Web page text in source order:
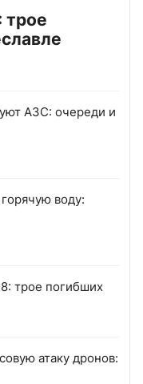
трое
АЗС: очереди и
воду:
трое погибших
атаку дронов: